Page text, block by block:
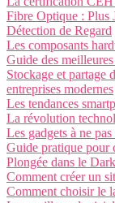
Fibre Optique : Plus
Détection de Regard
Les composants
Guide des
Stockage et partage
entreprises modernes
Les tendances
La révolution
Les gadgets à ne
Guide pratique pour
Plongée dans le
Comment créer un
Comment choisir le